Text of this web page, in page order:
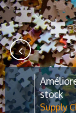
stock
Supply